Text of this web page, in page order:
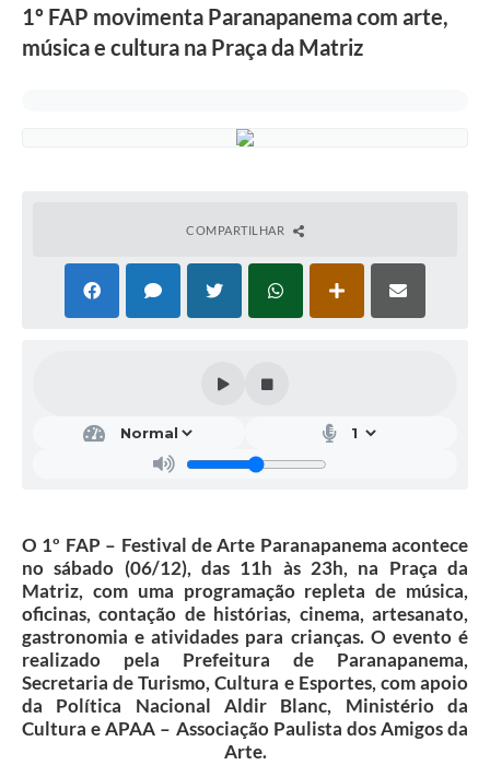
Fale Conosco
Leis Municipais
Transparência
Diário Oficial
1º FAP movimenta Paranapanema com arte,
música e cultura na Praça da Matriz
COMPARTILHAR
O 1º FAP – Festival de Arte Paranapanema acontece
no sábado (06/12), das 11h às 23h, na Praça da
Matriz, com uma programação repleta de música,
oficinas, contação de histórias, cinema, artesanato,
gastronomia e atividades para crianças. O evento é
realizado pela Prefeitura de Paranapanema,
Secretaria de Turismo, Cultura e Esportes, com apoio
da Política Nacional Aldir Blanc, Ministério da
Cultura e APAA – Associação Paulista dos Amigos da
Arte.